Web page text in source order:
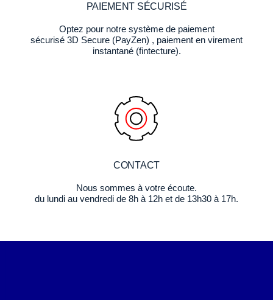
PAIEMENT SÉCURISÉ
Optez pour notre système de paiement
sécurisé 3D Secure (PayZen) , paiement en virement
instantané (fintecture).
CONTACT
Nous sommes à votre écoute.
du lundi au vendredi de 8h à 12h et de 13h30 à 17h.